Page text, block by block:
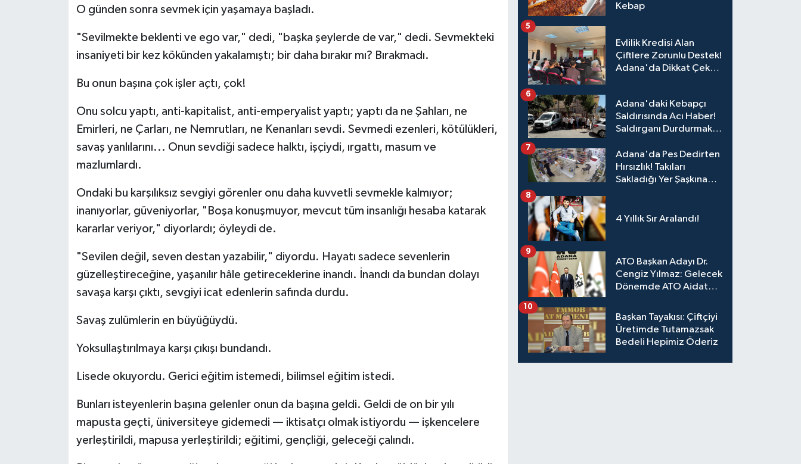
O günden sonra sevmek için yaşamaya başladı.
"Sevilmekte beklenti ve ego var," dedi, "başka şeylerde de var," dedi. Sevmekteki
insaniyeti bir kez kökünden yakalamıştı; bir daha bırakır mı? Bırakmadı.
Bu onun başına çok işler açtı, çok!
Onu solcu yaptı, anti-kapitalist, anti-emperyalist yaptı; yaptı da ne Şahları, ne
Emirleri, ne Çarları, ne Nemrutları, ne Kenanları sevdi. Sevmedi ezenleri, kötülükleri,
savaş yanlılarını... Onun sevdiği sadece halktı, işçiydi, ırgattı, masum ve
mazlumlardı.
Ondaki bu karşılıksız sevgiyi görenler onu daha kuvvetli sevmekle kalmıyor;
inanıyorlar, güveniyorlar, "Boşa konuşmuyor, mevcut tüm insanlığı hesaba katarak
kararlar veriyor," diyorlardı; öyleydi de.
"Sevilen değil, seven destan yazabilir," diyordu. Hayatı sadece sevenlerin
güzelleştireceğine, yaşanılır hâle getireceklerine inandı. İnandı da bundan dolayı
savaşa karşı çıktı, sevgiyi icat edenlerin safında durdu.
Savaş zulümlerin en büyüğüydü.
Yoksullaştırılmaya karşı çıkışı bundandı.
Lisede okuyordu. Gerici eğitim istemedi, bilimsel eğitim istedi.
Bunları isteyenlerin başına gelenler onun da başına geldi. Geldi de on bir yılı
mapusta geçti, üniversiteye gidemedi — iktisatçı olmak istiyordu — işkencelere
yerleştirildi, mapusa yerleştirildi; eğitimi, gençliği, geleceği çalındı.
Kebap
Evlilik Kredisi Alan
Çiftlere Zorunlu Destek!
Adana'da Dikkat Çeken
5
Adana'daki Kebapçı
Saldırısında Acı Haber!
Saldırganı Durdurmak
Kaybetti
6
Adana'da Pes Dedirten
Hırsızlık! Takıları
Sakladığı Yer Şaşkına
7
4 Yıllık Sır Aralandı!
8
ATO Başkan Adayı Dr.
Cengiz Yılmaz: Gelecek
Dönemde ATO Aidat
Üyelerimize Ve
Adana'ya Yatırılacak
9
Başkan Tayakısı: Çiftçiyi
Üretimde Tutamazsak
Bedeli Hepimiz Öderiz
10